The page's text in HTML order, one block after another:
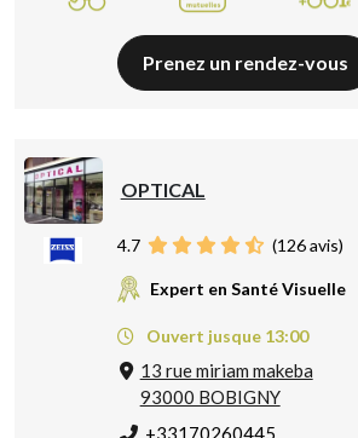
Prenez un rendez-vous
OPTICAL
4.7 (126avis)
Expert en Santé Visuelle
Ouvert jusque 13:00
13 rue miriam makeba
93000 BOBIGNY